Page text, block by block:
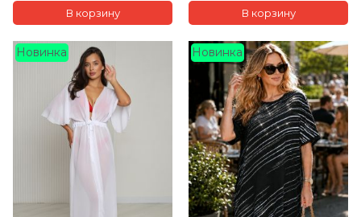
Новинка Новинка